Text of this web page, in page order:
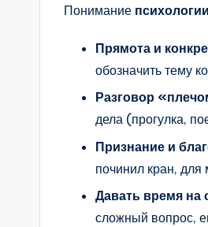
Понимание
Прямота и
обозначить тему
Разговор
дела (прогулка,
Признание и
починил кран,
Давать время
сложный вопрос,